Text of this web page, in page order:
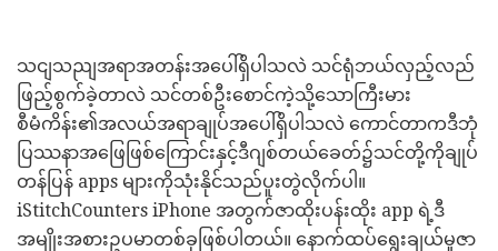
သငျသညျအရာအတန်းအပေါ်ရှိပါသလဲ သင်ရုံဘယ်လှည့်လည်
ဖြည့်စွက်ခဲ့တာလဲ သင်တစ်ဦးစောင်ကဲ့သို့သောကြီးမား
စီမံကိန်း၏အလယ်အရာချုပ်အပေါ်ရှိပါသလဲ ကောင်တာကဒီဘုံ
ပြဿနာအဖြေဖြစ်ကြောင်းနှင့်ဒီဂျစ်တယ်ခေတ်၌သင်တို့ကိုချုပ်
တန်ပြန် apps များကိုသုံးနိုင်သည်ပူးတွဲလိုက်ပါ။
iStitchCounters iPhone အတွက်ဇာထိုးပန်းထိုး app ရဲ့ဒီ
အမျိုးအစားဥပမာတစ်ခုဖြစ်ပါတယ်။ နောက်ထပ်ရွေးချယ်မှုဇာ